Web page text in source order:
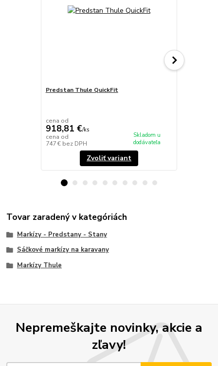
Predstan Thule QuickFit
cena od
918,81 €/ks
cena od
747 € bez DPH
Skladom u
dodávateľa
Zvoliť variant
Tovar zaradený v kategóriách
Markízy - Predstany - Stany
Sáčkové markízy na karavany
Markízy Thule
Nepremeškajte novinky, akcie a
zľavy!